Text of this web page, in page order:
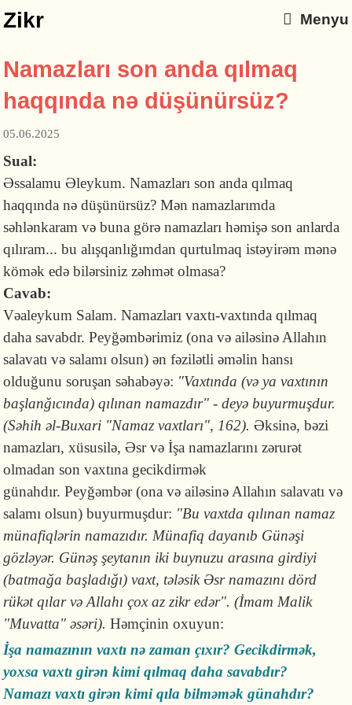
Zikr Menyu
Namazları son anda qılmaq
haqqında nə düşünürsüz?
05.06.2025
Sual:
Əssalamu Əleykum. Namazları son anda qılmaq
haqqında nə düşünürsüz? Mən namazlarımda
səhlənkaram və buna görə namazları həmişə son anlarda
qılıram... bu alışqanlığımdan qurtulmaq istəyirəm mənə
kömək edə bilərsiniz zəhmət olmasa?
Cavab:
Vəaleykum Salam. Namazları vaxtı-vaxtında qılmaq
daha savabdr. Peyğəmbərimiz (ona və ailəsinə Allahın
salavatı və salamı olsun) ən fəzilətli əməlin hansı
olduğunu soruşan səhabəyə: "Vaxtında (və ya vaxtının
başlanğıcında) qılınan namazdır" - deyə buyurmuşdur.
(Səhih əl-Buxari "Namaz vaxtları", 162). Əksinə, bəzi
namazları, xüsusilə, Əsr və İşa namazlarını zərurət
olmadan son vaxtına gecikdirmək
günahdır. Peyğəmbər (ona və ailəsinə Allahın salavatı və
salamı olsun) buyurmuşdur: "Bu vaxtda qılınan namaz
münafiqlərin namazıdır. Münafiq dayanıb Günəşi
gözləyər. Günəş şeytanın iki buynuzu arasına girdiyi
(batmağa başladığı) vaxt, tələsik Əsr namazını dörd
rükət qılar və Allahı çox az zikr edər". (İmam Malik
"Muvatta" əsəri).Həmçinin oxuyun:
İşa namazının vaxtı nə zaman çıxır? Gecikdirmək,
yoxsa vaxtı girən kimi qılmaq daha savabdır?
Namazı vaxtı girən kimi qıla bilməmək günahdır?